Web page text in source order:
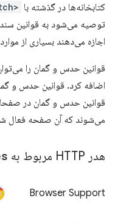
کتابخانه‌ها در گذشته با <link rel=prefetch>
توصیه می‌شود به قوانین سند
اجازه می‌دهند بسیاری از
قوانین حدس و گمان را
اضافه کرد. قوانین حدس و
قوانین حدس و گمان در
می‌شوند که آن صفحه فعال
هدر HTTP مربوط به
Browser Support